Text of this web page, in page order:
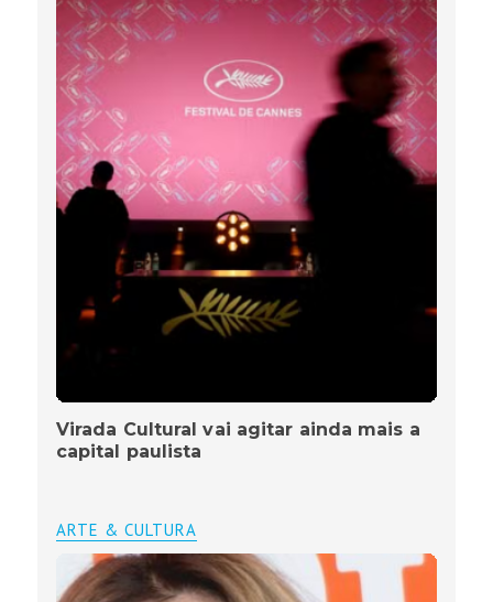
Virada Cultural vai agitar ainda mais a
capital paulista
ARTE & CULTURA